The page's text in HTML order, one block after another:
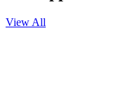
View All